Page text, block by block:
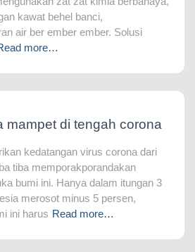
kawat behel banci,
air ber ember ember. Solusi
more…
mampet di tengah corona
kedatangan virus corona dari
tiba memporakporandakan
bumi ini. Hanya dalam itungan 3
merosot minus 5 persen,
ini harus Read more…